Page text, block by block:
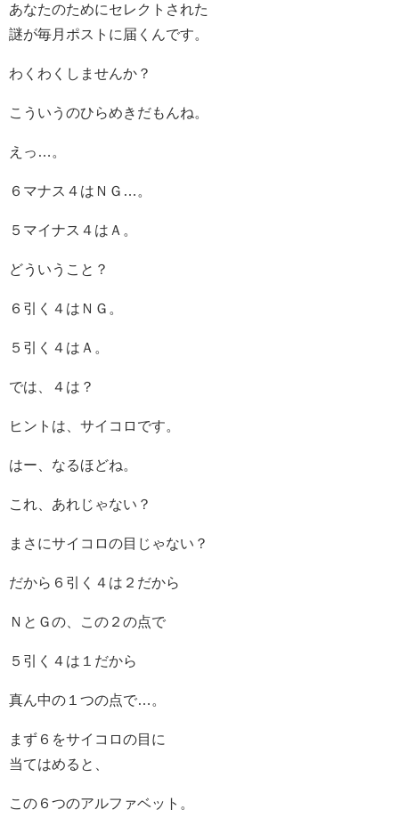
あなたのためにセレクトされた
謎が毎月ポストに届くんです。
わくわくしませんか？
こういうのひらめきだもんね。
えっ…。
６マナス４はＮＧ…。
５マイナス４はＡ。
どういうこと？
６引く４はＮＧ。
５引く４はＡ。
では、４は？
ヒントは、サイコロです。
はー、なるほどね。
これ、あれじゃない？
まさにサイコロの目じゃない？
だから６引く４は２だから
ＮとＧの、この２の点で
５引く４は１だから
真ん中の１つの点で…。
まず６をサイコロの目に
当てはめると、
この６つのアルファベット。